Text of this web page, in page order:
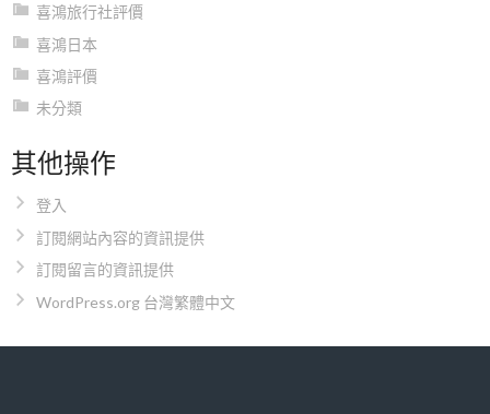
喜鴻旅行社評價
喜鴻日本
喜鴻評價
未分類
其他操作
登入
訂閱網站內容的資訊提供
訂閱留言的資訊提供
WordPress.org 台灣繁體中文